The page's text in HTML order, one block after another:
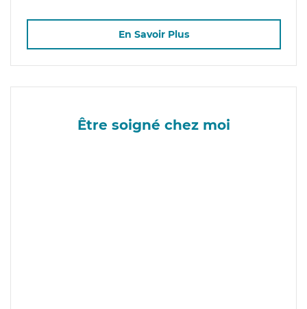
En Savoir Plus
Être soigné chez moi